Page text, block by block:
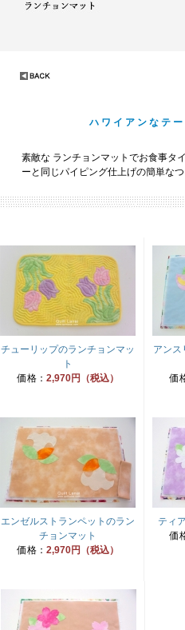
ハワイアンなテ
素敵な ランチョンマットでお食事タ
ーと同じパイピング仕上げの簡単な
チューリップのランチョンマッ
ト
価格： 2,970円（税込）
アンス
価
エンゼルストランペットのラン
チョンマット
価格： 2,970円（税込）
ティ
価